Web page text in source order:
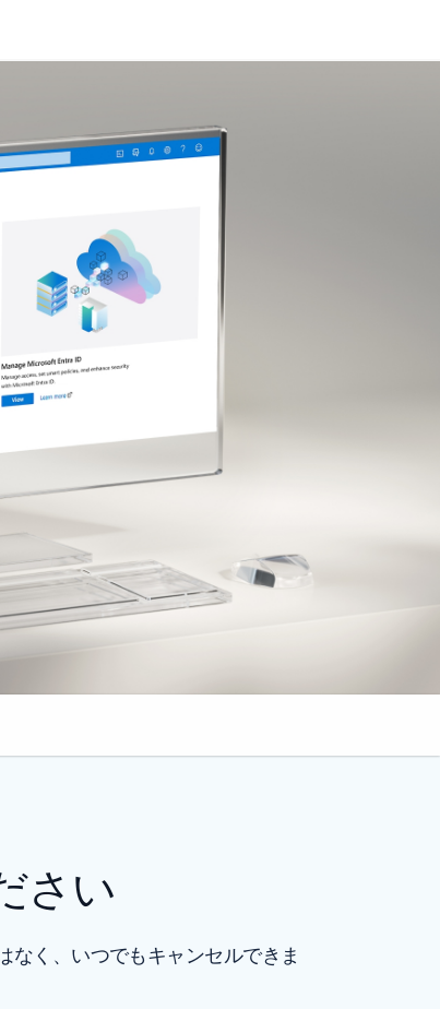
さい
なく、いつでもキャンセルできま